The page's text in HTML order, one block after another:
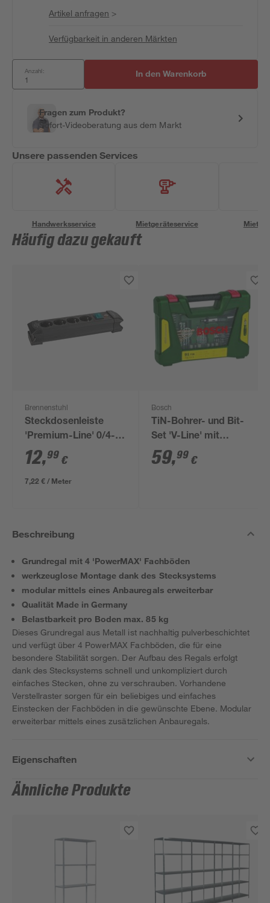
Artikel anfragen >
Verfügbarkeit in anderen Märkten
Anzahl: In den Warenkorb
Fragen zum Produkt?
Sofort-Videoberatung aus dem Markt
Unsere passenden Services
Handwerksservice Mietgeräteservice
Häufig dazu gekauft
Brennenstuhl
Steckdosenleiste
'Premium-Line' 0/4-
fach schwarz 1,8 m
12,99 €
7,22 € / Meter
Bosch
TiN-Bohrer- und Bit-
Set 'V-Line' mit
Ratschen-
Schraubendreher und
59,99 €
Beschreibung
Grundregal mit 4 'PowerMAX' Fachböden
werkzeuglose Montage dank des Stecksystems
modular mittels eines Anbauregals erweiterbar
Qualität Made in Germany
Belastbarkeit pro Boden max. 85 kg
Dieses Grundregal aus Metall ist nachhaltig pulverbeschichtet
und verfügt über 4 PowerMAX Fachböden, die für eine
besondere Stabilität sorgen. Der Aufbau des Regals erfolgt
dank des Stecksystems schnell und unkompliziert durch
einfaches Stecken, ohne zu verschrauben. Vorhandene
Verstellraster sorgen für ein beliebiges und einfaches
Einstecken der Fachböden in die gewünschte Ebene. Modular
erweiterbar mittels eines zusätzlichen Anbauregals.
Eigenschaften
Ähnliche Produkte